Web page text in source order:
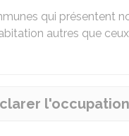
qui présentent
autres que